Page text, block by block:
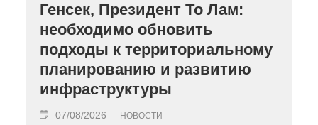
Генсек, Президент То Лам:
необходимо обновить
подходы к территориальному
планированию и развитию
инфраструктуры
07/08/2026 НОВОСТИ